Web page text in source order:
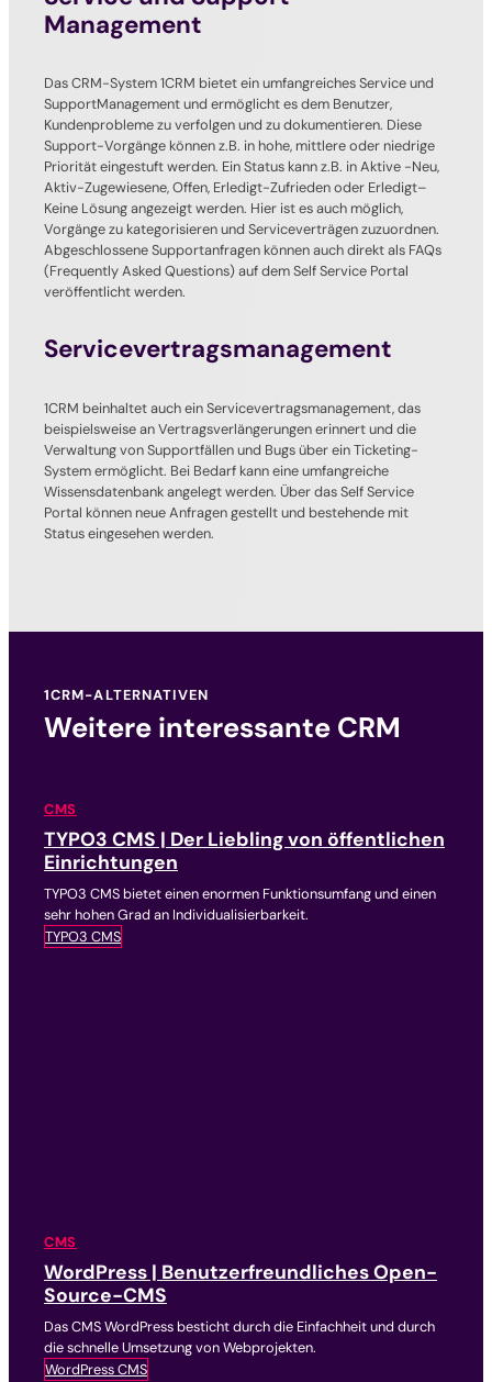
Management
Das CRM-System 1CRM bietet ein umfangreiches Service und
SupportManagement und ermöglicht es dem Benutzer,
Kundenprobleme zu verfolgen und zu dokumentieren. Diese
Support-Vorgänge können z.B. in hohe, mittlere oder niedrige
Priorität eingestuft werden. Ein Status kann z.B. in Aktive -Neu,
Aktiv-Zugewiesene, Offen, Erledigt-Zufrieden oder Erledigt–
Keine Lösung angezeigt werden. Hier ist es auch möglich,
Vorgänge zu kategorisieren und Serviceverträgen zuzuordnen.
Abgeschlossene Supportanfragen können auch direkt als FAQs
(Frequently Asked Questions) auf dem Self Service Portal
veröffentlicht werden.
Servicevertragsmanagement
1CRM beinhaltet auch ein Servicevertragsmanagement, das
beispielsweise an Vertragsverlängerungen erinnert und die
Verwaltung von Supportfällen und Bugs über ein Ticketing-
System ermöglicht. Bei Bedarf kann eine umfangreiche
Wissensdatenbank angelegt werden. Über das Self Service
Portal können neue Anfragen gestellt und bestehende mit
Status eingesehen werden.
1CRM-ALTERNATIVEN
Weitere interessante CRM
CMS
TYPO3 CMS | Der Liebling von öffentlichen
Einrichtungen
TYPO3 CMS bietet einen enormen Funktionsumfang und einen
sehr hohen Grad an Individualisierbarkeit.
TYPO3 CMS
CMS
WordPress | Benutzerfreundliches Open-
Source-CMS
Das CMS WordPress besticht durch die Einfachheit und durch
die schnelle Umsetzung von Webprojekten.
WordPress CMS